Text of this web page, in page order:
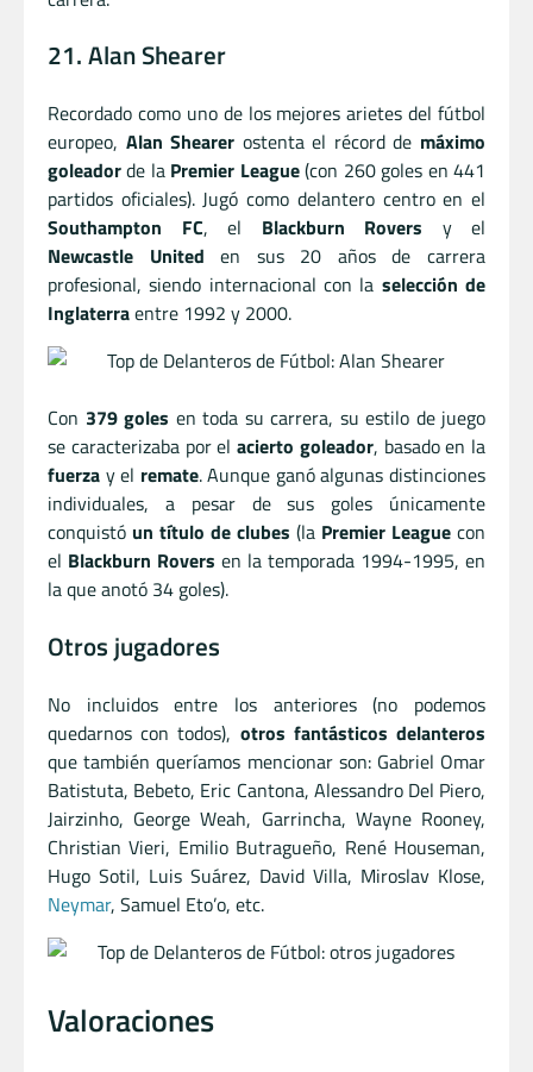
21. Alan Shearer
Recordado como uno de los mejores arietes del fútbol
europeo, Alan Shearer ostenta el récord de máximo
goleadorde la Premier League(con 260 goles en 441
partidos oficiales). Jugó como delantero centro en el
Southampton FC, el Blackburn Rovers y el
Newcastle United en sus 20 años de carrera
profesional, siendo internacional con la selección de
Inglaterraentre 1992 y 2000.​
Con 379 goles en toda su carrera, su estilo de juego
se caracterizaba por el acierto goleador, basado en la
fuerza y el remate. Aunque ganó algunas distinciones
individuales, a pesar de sus goles únicamente
conquistó un título de clubes (la Premier League con
el Blackburn Rovers en la temporada 1994-1995, en
la que anotó 34 goles).
Otros jugadores
No incluidos entre los anteriores (no podemos
quedarnos con todos), otros fantásticos delanteros
que también queríamos mencionar son: Gabriel Omar
Batistuta, Bebeto, Eric Cantona, Alessandro Del Piero,
Jairzinho, George Weah, Garrincha, Wayne Rooney,
Christian Vieri, Emilio Butragueño, René Houseman,
Hugo Sotil, Luis Suárez, David Villa, Miroslav Klose,
Neymar, Samuel Eto’o, etc.
Valoraciones